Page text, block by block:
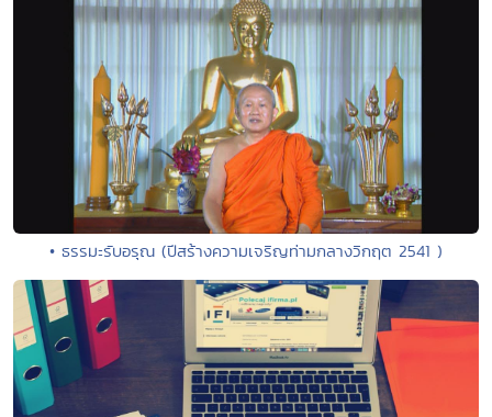
• ธรรมะรับอรุณ (ปีสร้างความเจริญท่ามกลางวิกฤต 2541 )